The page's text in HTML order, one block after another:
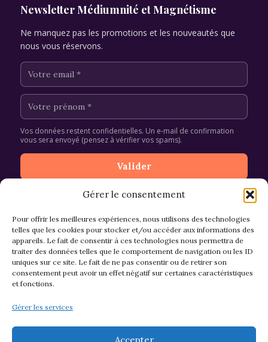
Gérer le consentement
Pour offrir les meilleures expériences, nous utilisons des technologies
telles que les cookies pour stocker et/ou accéder aux informations des
appareils. Le fait de consentir à ces technologies nous permettra de
traiter des données telles que le comportement de navigation ou les ID
uniques sur ce site. Le fait de ne pas consentir ou de retirer son
consentement peut avoir un effet négatif sur certaines caractéristiques
et fonctions.
Gérer les services
Accepter
Newsletter Médiumnité et Magnétisme
Ne manquez pas les promotions et les nouveautés que
nous vous réservons.
Vos données restent confidentielles. Un e-mail de confirmation
vous sera envoyé (pensez à vérifier vos spams).
CGV et Retours
Mentions légales & confidentialité